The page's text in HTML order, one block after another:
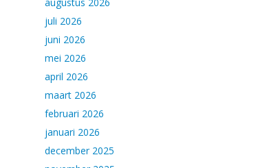
juli 2026
juni 2026
mei 2026
april 2026
maart 2026
februari 2026
januari 2026
december 2025